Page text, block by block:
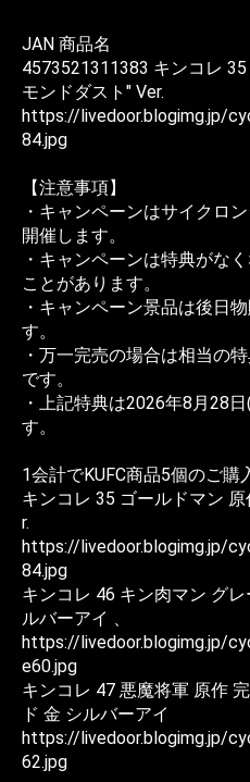
JAN 商品名
4573521311383 キンコレ
モンドダスト" Ver.
https://livedoor.blogimg.jp/
84.jpg
【注意事項】
・キャンペーンはサイクロ
開催します。
・キャンペーンは特典がな
ことがあります。
・キャンペーン景品は後日
す。
・万一完売の場合は相当の
です。
・上記特典は2026年8月28
す。
1会計でKUFC商品5個のご購
キンコレ 35 ゴールドマン
r.
https://livedoor.blogimg.jp/
84.jpg
キンコレ 46 キン肉マン グ
ルバーアイ 、
https://livedoor.blogimg.jp/
e60.jpg
キンコレ 47 悪魔将軍 原作
ド 金 シルバーアイ
https://livedoor.blogimg.jp/
62.jpg